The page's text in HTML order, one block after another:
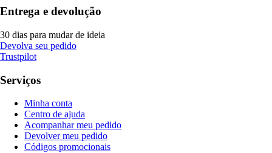
Entrega e devolução
30 dias para mudar de ideia
Devolva seu pedido
Trustpilot
Serviços
Minha conta
Centro de ajuda
Acompanhar meu pedido
Devolver meu pedido
Códigos promocionais